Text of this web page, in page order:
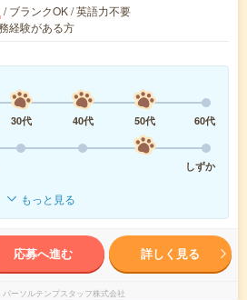
/ ブランクOK / 英語力不要
経験がある方
30代 40代 50代
60代
しずか
もっと見る
応募へ進む 詳しく見る
パーソルテンプスタッフ株式会社